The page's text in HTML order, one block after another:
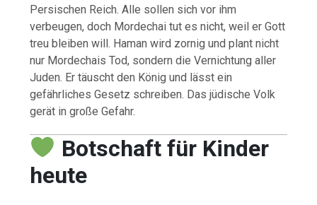
Persischen Reich. Alle sollen sich vor ihm
verbeugen, doch Mordechai tut es nicht, weil er Gott
treu bleiben will. Haman wird zornig und plant nicht
nur Mordechais Tod, sondern die Vernichtung aller
Juden. Er täuscht den König und lässt ein
gefährliches Gesetz schreiben. Das jüdische Volk
gerät in große Gefahr.
Botschaft für Kinder
heute